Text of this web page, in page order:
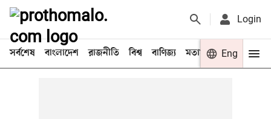
Login
সর্বশেষ বাংলাদেশ রাজনীতি বিশ্ব বাণিজ্য মতামত খেলা
Eng